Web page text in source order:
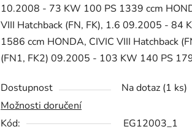
10.2008 - 73 KW 100 PS 1339 ccm
VIII Hatchback (FN, FK), 1.6 09.2005 - 84
1586 ccm HONDA, CIVIC VIII Hatchback
(FN1, FK2) 09.2005 - 103 KW 140 PS
Dostupnost Na dotaz (1 ks)
Možnosti doručení
Kód:
EG12003_1